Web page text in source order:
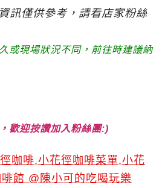
訊僅供參考，請看店家粉絲
或現場狀況不同，前往時建議納
歡迎按讚加入粉絲團:)